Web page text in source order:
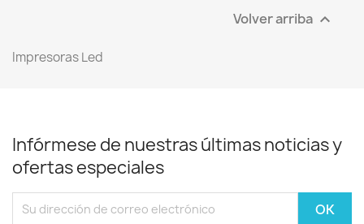
Volver arriba 
Impresoras Led
Infórmese de nuestras últimas noticias y
ofertas especiales